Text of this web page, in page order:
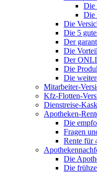
Die
Die
Die
Die 5
Der
Die
Der
Die
Die
Mitarbeiter-
Kfz-Flotten-
Dienstreise-
Apotheken-
Die
Fragen
Rente für
Die
Die